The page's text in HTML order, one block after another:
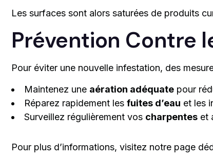
Les surfaces sont alors saturées de produits
Prévention Contre
Pour éviter une nouvelle infestation, des
Maintenez une aération adéquate pour
Réparez rapidement les fuites d’eau et les
Surveillez régulièrement vos charpentes et
Pour plus d’informations, visitez notre page